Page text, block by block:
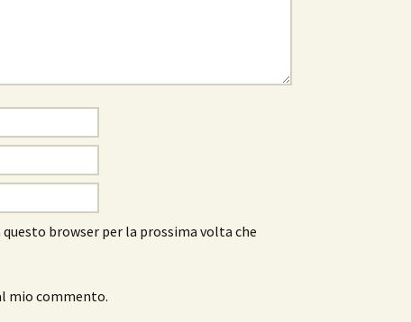
browser per la prossima volta che
mio commento.